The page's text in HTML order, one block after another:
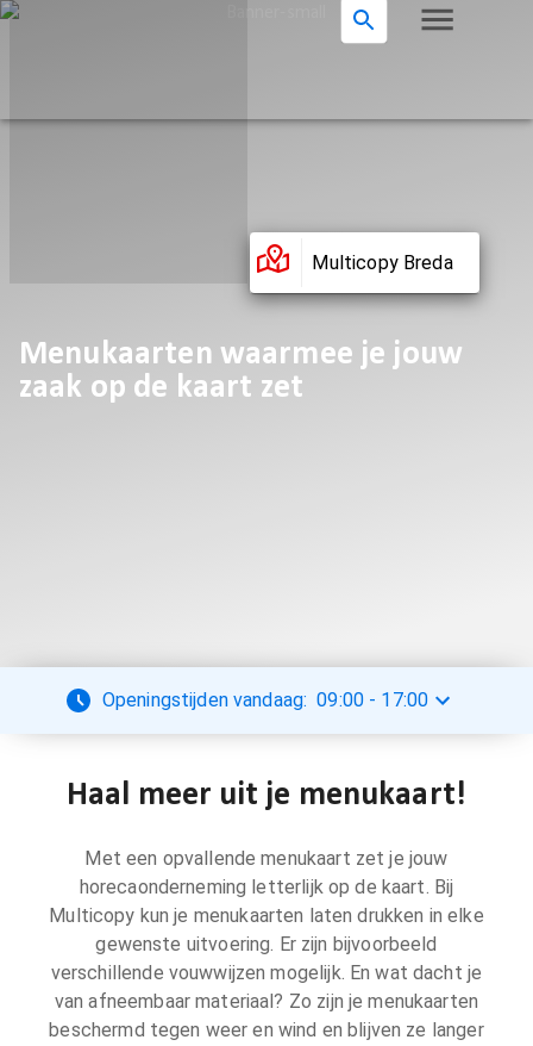
Multicopy Breda
Menukaarten waarmee je jouw
zaak op de kaart zet
Openingstijden vandaag: 09:00 - 17:00
Haal meer uit je menukaart!
Met een opvallende menukaart zet je jouw
horecaonderneming letterlijk op de kaart. Bij
Multicopy kun je menukaarten laten drukken in elke
gewenste uitvoering. Er zijn bijvoorbeeld
verschillende vouwwijzen mogelijk. En wat dacht je
van afneembaar materiaal? Zo zijn je menukaarten
beschermd tegen weer en wind en blijven ze langer